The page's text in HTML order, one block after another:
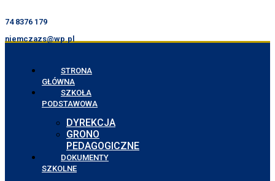
74 8376 179
niemczazs@wp.pl
STRONA
GŁÓWNA
SZKOŁA
PODSTAWOWA
DYREKCJA
GRONO
PEDAGOGICZNE
DOKUMENTY
SZKOLNE